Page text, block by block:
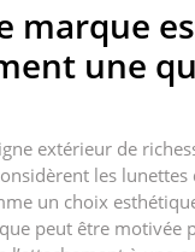
marque
une
extérieur de
les
un choix
peut être motivée